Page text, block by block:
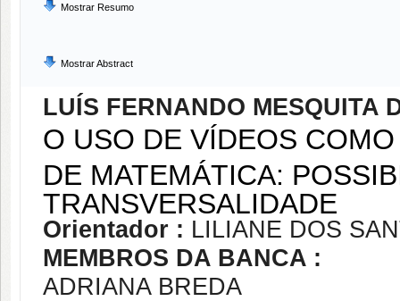
Mostrar Resumo
Mostrar Abstract
LUÍS FERNANDO MESQUITA
O USO DE VÍDEOS
DE MATEMÁTICA:
TRANSVERSALIDADE
Orientador : LILIANE DOS
MEMBROS DA BANCA :
ADRIANA BREDA